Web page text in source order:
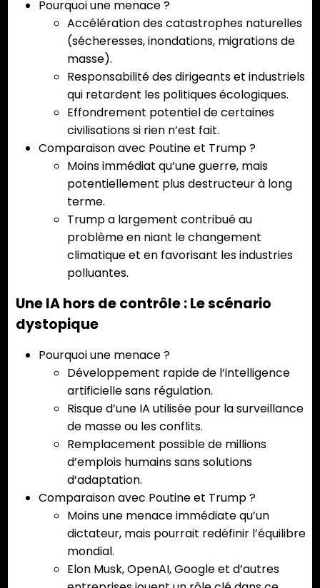
Pourquoi une menace ?
Accélération des catastrophes naturelles
(sécheresses, inondations, migrations de
masse).
Responsabilité des dirigeants et industriels
qui retardent les politiques écologiques.
Effondrement potentiel de certaines
civilisations si rien n’est fait.
Comparaison avec Poutine et Trump ?
Moins immédiat qu’une guerre, mais
potentiellement plus destructeur à long
terme.
Trump a largement contribué au
problème en niant le changement
climatique et en favorisant les industries
polluantes.
Une IA hors de contrôle : Le scénario
dystopique
Pourquoi une menace ?
Développement rapide de l’intelligence
artificielle sans régulation.
Risque d’une IA utilisée pour la surveillance
de masse ou les conflits.
Remplacement possible de millions
d’emplois humains sans solutions
d’adaptation.
Comparaison avec Poutine et Trump ?
Moins une menace immédiate qu’un
dictateur, mais pourrait redéfinir l’équilibre
mondial.
Elon Musk, OpenAI, Google et d’autres